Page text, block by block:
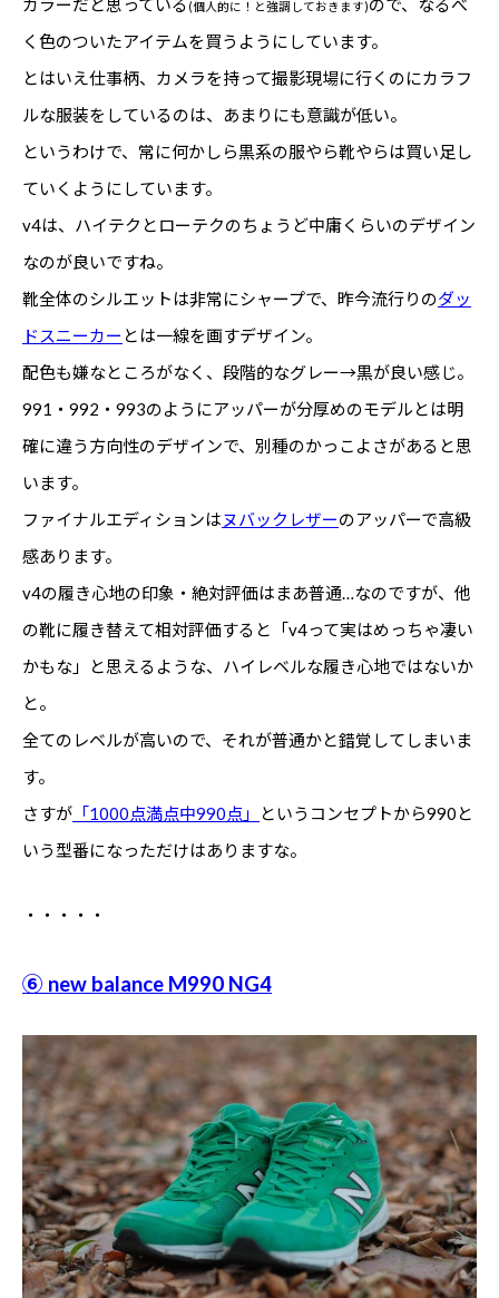
カラーだと思っている (個人的に！と強調しておきます)ので、なるべ
く色のついたアイテムを買うようにしています。
とはいえ仕事柄、カメラを持って撮影現場に行くのにカラフ
ルな服装をしているのは、あまりにも意識が低い。
というわけで、常に何かしら黒系の服やら靴やらは買い足し
ていくようにしています。
v4は、ハイテクとローテクのちょうど中庸くらいのデザイン
なのが良いですね。
靴全体のシルエットは非常にシャープで、昨今流行りのダッ
ドスニーカー とは一線を画すデザイン。
配色も嫌なところがなく、段階的なグレー→黒が良い感じ。
991・992・993のようにアッパーが分厚めのモデルとは明
確に違う方向性のデザインで、別種のかっこよさがあると思
います。
ファイナルエディションはヌバックレザーのアッパーで高級
感あります。
v4の履き心地の印象・絶対評価はまあ普通…なのですが、他
の靴に履き替えて相対評価すると「v4って実はめっちゃ凄い
かもな」と思えるような、ハイレベルな履き心地ではないか
と。
全てのレベルが高いので、それが普通かと錯覚してしまいま
す。
さすが 「1000点満点中990点」
というコンセプトから990と
いう型番になっただけはありますな。
・・・・・
⑥ new balance M990 NG4